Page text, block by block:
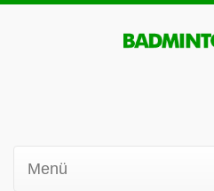
Menü